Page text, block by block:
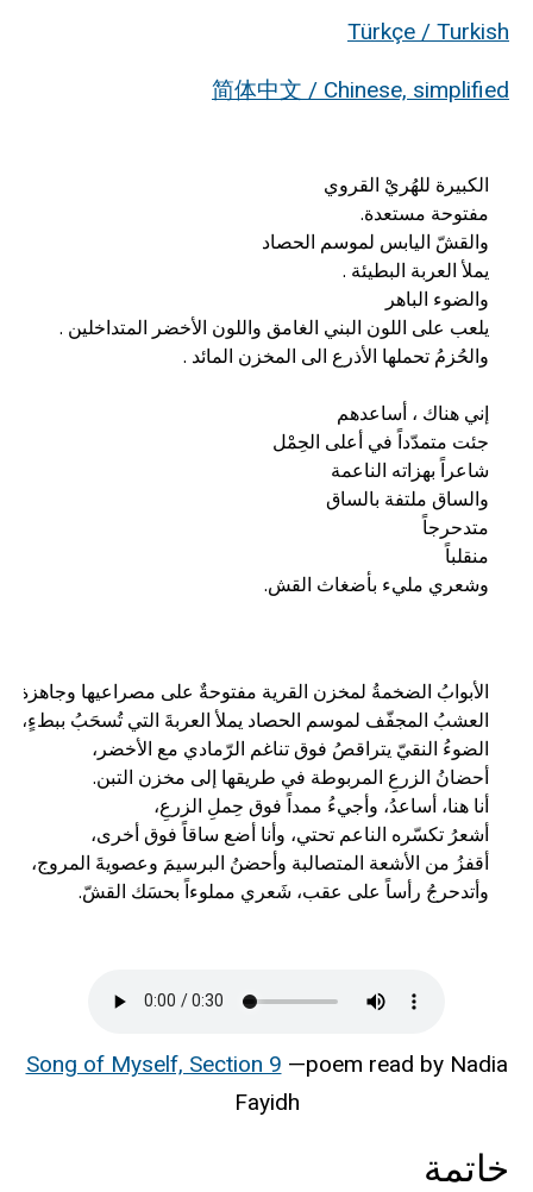
Türkçe / Turkish
简体中文 / Chinese, simplified
مفتوحة مستعدة.
يملأ العربة البطيئة .
يلعب على اللون البني الغامق واللون الأخضر المتداخلين .
والحُزمُ تحملها الأذرع الى المخزن المائد .
والساق ملتفة بالساق
وشعري مليء بأضغاث القش.
أحضانُ الزرعِ المربوطة في طريقها إلى مخزن التبن.
وأتدحرجُ رأساً على عقب، شَعري مملوءاً بحسَك القشّ.
Song of Myself, Section 9 —poem read by Nadia
Fayidh
خاتمة